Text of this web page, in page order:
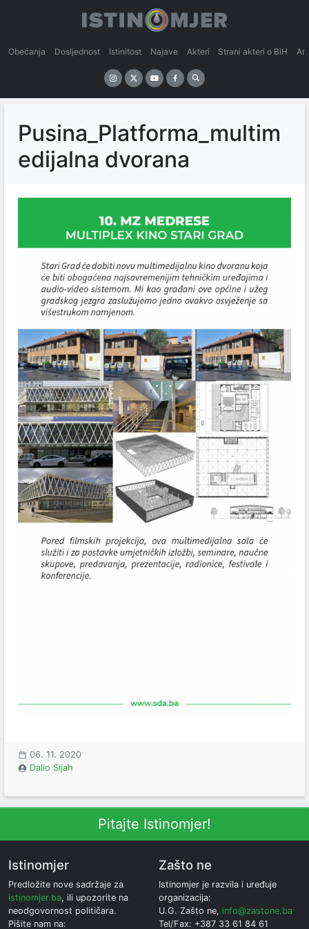
Obećanja Dosljednost Istinitost Najave Akteri Strani akteri o BiH
Pusina_Platforma_multim
edijalna dvorana
06. 11. 2020
Dalio Sijah
Pitajte Istinomjer!
Istinomjer
Predložite nove sadržaje za
istinomjer.ba, ili upozorite na
neodgovornost političara.
Pišite nam na:
Zašto ne
Istinomjer je razvila i uređuje
organizacija:
U.G. Zašto ne, info@zastone.ba
Tel/Fax: +387 33 61 84 61